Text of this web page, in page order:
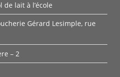
de lait à l’école
Gérard Lesimple, rue
– 2